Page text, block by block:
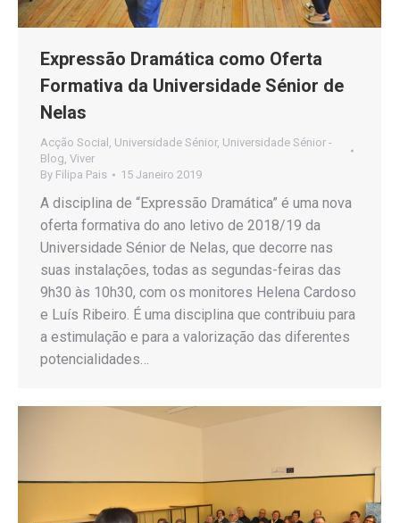
Expressão Dramática como Oferta
Formativa da Universidade Sénior de
Nelas
Acção Social Universidade Sénior, Universidade Sénior -
Blog Viver
By Filipa Pais 15 Janeiro 2019
A disciplina de “Expressão Dramática” é uma nova
oferta formativa do ano letivo de 2018/19 da
Universidade Sénior de Nelas, que decorre nas
suas instalações, todas as segundas-feiras das
9h30 às 10h30, com os monitores Helena Cardoso
e Luís Ribeiro. É uma disciplina que contribuiu para
a estimulação e para a valorização das diferentes
potencialidades…